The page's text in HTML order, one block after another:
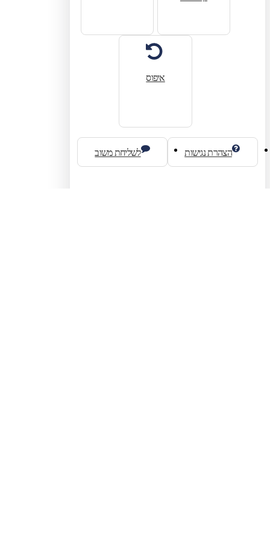
איפוס
הצהרת נגישות לשליחת משוב